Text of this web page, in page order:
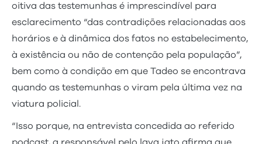
oitiva das testemunhas é imprescindível para
esclarecimento “das contradições relacionadas aos
horários e à dinâmica dos fatos no estabelecimento,
à existência ou não de contenção pela população”,
bem como à condição em que Tadeo se encontrava
quando as testemunhas o viram pela última vez na
viatura policial.
“Isso porque, na entrevista concedida ao referido